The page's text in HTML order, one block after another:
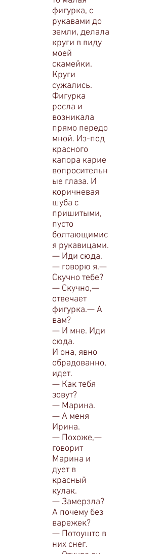
фигурка, с
рукавами до
земли, делала
круги в виду
моей
скамейки.
Круги
сужались.
Фигурка
росла и
возникала
прямо передо
мной. Из-под
красного
капора карие
вопросительн
ые глаза. И
коричневая
шу­ба с
пришитыми,
пусто
болтающимис
я рукавицами.
— Иди сюда,
— говорю я.—
Скучно тебе?
— Скучно,—
отвечает
фигурка.— А
вам?
— И мне. Иди
сюда.
И она, явно
обрадованно,
идет.
— Как тебя
зовут?
— Марина.
— А меня
Ирина.
— Похоже,—
говорит
Марина и
дует в
красный
кулак.
— Замерзла?
А почему без
варежек?
— Потоушто в
них снег.